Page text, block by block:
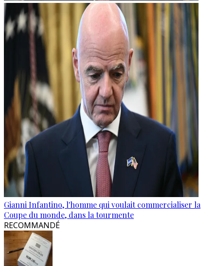
Gianni Infantino, l'homme qui voulait commercialiser la
Coupe du monde, dans la tourmente
RECOMMANDÉ